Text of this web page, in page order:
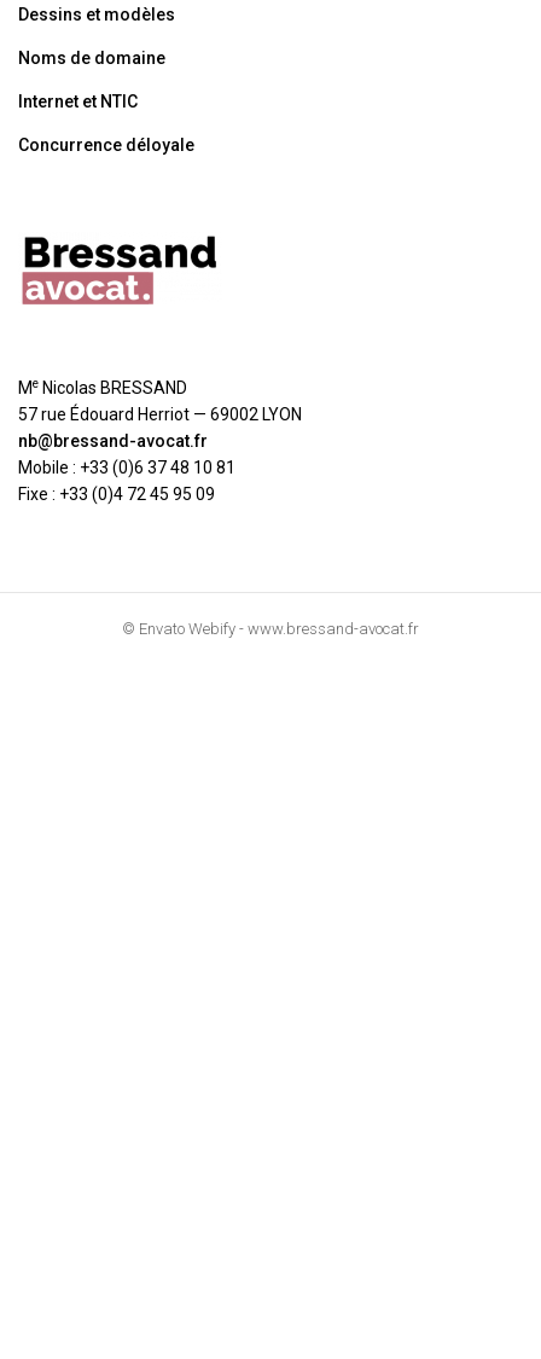
Dessins et modèles
Noms de domaine
Internet et NTIC
Concurrence déloyale
Me Nicolas BRESSAND
57 rue Édouard Herriot — 69002 LYON
nb@bressand-avocat.fr
Mobile : +33 (0)6 37 48 10 81
Fixe : +33 (0)4 72 45 95 09
© Envato Webify - www.bressand-avocat.fr